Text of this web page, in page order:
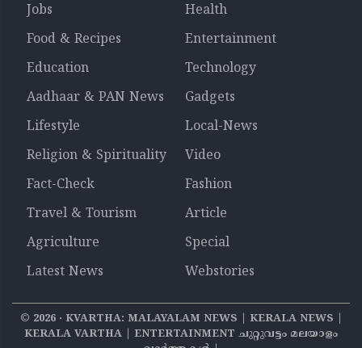
Jobs
Health
Food & Recipes
Entertainment
Education
Technology
Aadhaar & PAN News
Gadgets
Lifestyle
Local-News
Religion & Spirituality
Video
Fact-Check
Fashion
Travel & Tourism
Article
Agriculture
Special
Latest News
Webstories
© 2026‧ KVARTHA: MALAYALAM NEWS | KERALA NEWS |
KERALA VARTHA | ENTERTAINMENT ചുറ്റുവട്ടം മലയാളം